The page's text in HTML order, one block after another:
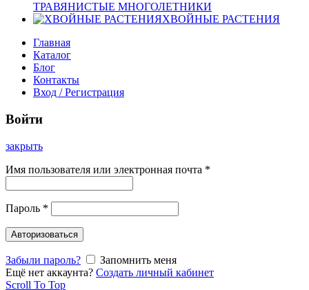
ТРАВЯНИСТЫЕ МНОГОЛЕТНИКИ
ХВОЙНЫЕ РАСТЕНИЯ
Главная
Каталог
Блог
Контакты
Вход / Регистрация
Войти
закрыть
Имя пользователя или электронная почта *
Пароль *
Авторизоваться
Забыли пароль?
Запомнить меня
Ещё нет аккаунта? Создать личный кабинет
Scroll To Top